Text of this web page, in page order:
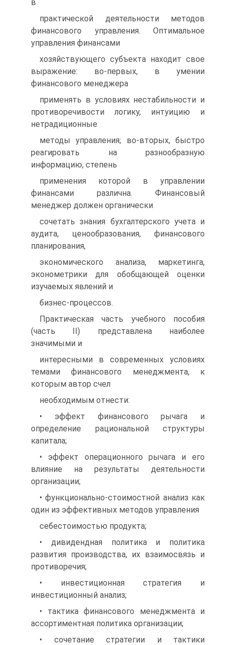
в
практической деятельности методов
финансового управления. Оптимальное
управления финансами
хозяйствующего субъекта находит свое
выражение: во-первых, в умении
финансового менеджера
применять в условиях нестабильности и
противоречивости логику, интуицию и
нетрадиционные
методы управления; во-вторых, быстро
реагировать на разнообразную
информацию, степень
применения которой в управлении
финансами различна. Финансовый
менеджер должен органически
сочетать знания бухгалтерского учета и
аудита, ценообразования, финансового
планирования,
экономического анализа, маркетинга,
эконометрики для обобщающей оценки
изучаемых явлений и
бизнес-процессов.
Практическая часть учебного пособия
(часть II) представлена наиболее
значимыми и
интересными в современных условиях
темами финансового менеджмента, к
которым автор счел
необходимым отнести:
• эффект финансового рычага и
определение рациональной структуры
капитала;
• эффект операционного рычага и его
влияние на результаты деятельности
организации;
• функционально-стоимостной анализ как
один из эффективных методов управления
себестоимостью продукта;
• дивидендная политика и политика
развития производства, их взаимосвязь и
противоречия;
• инвестиционная стратегия и
инвестиционный анализ;
• тактика финансового менеджмента и
ассортиментная политика организации;
• сочетание стратегии и тактики